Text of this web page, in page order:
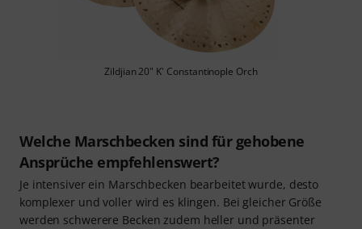
Zildjian 20" K' Constantinople Orch
Welche Marschbecken sind für gehobene
Ansprüche empfehlenswert?
Je intensiver ein Marschbecken bearbeitet wurde, desto
komplexer und voller wird es klingen. Bei gleicher Größe
werden schwerere Becken zudem heller und präsenter